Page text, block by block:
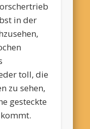
in der
toll, die
zu sehen,
gesteckte